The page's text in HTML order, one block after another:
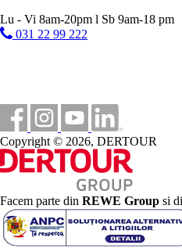
Dieta
All Inclusive:
Mic dejun, pranz si
Bauturi alcoolice si
Categoria oficiala
4 stele
Site web
Site web:https://
Distanţe
121 km
Lu - Vi 8am-20pm l Sb 9am-18 pm
031 22 99 222
Copyright © 2026, DERTOUR
Facem parte din REWE Group si